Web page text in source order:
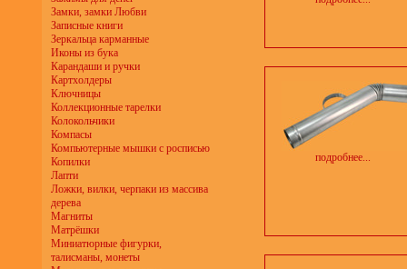
Замки, замки Любви
Записные книги
Зеркальца карманные
Иконы из бука
Карандаши и ручки
Картхолдеры
Ключницы
Коллекционные тарелки
Колокольчики
Компасы
Компьютерные мышки с росписью
Копилки
Лапти
Ложки, вилки, черпаки из массива
дерева
Магниты
Матрёшки
Миниатюрные фигурки,
талисманы, монеты
подробнее...